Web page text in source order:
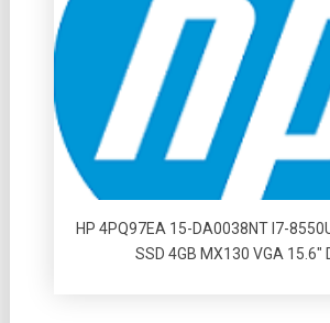
HP 4PQ97EA 15-DA0038NT I7-
SSD 4GB MX130 VGA 15.6″